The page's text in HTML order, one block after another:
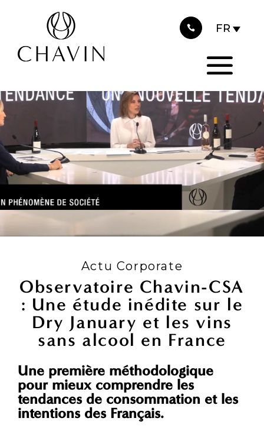
Actu Corporate
Observatoire Chavin-CSA
: Une étude inédite sur le
Dry January et les vins
sans alcool en France
Une première méthodologique
pour mieux comprendre les
tendances de consommation et les
intentions des Français.